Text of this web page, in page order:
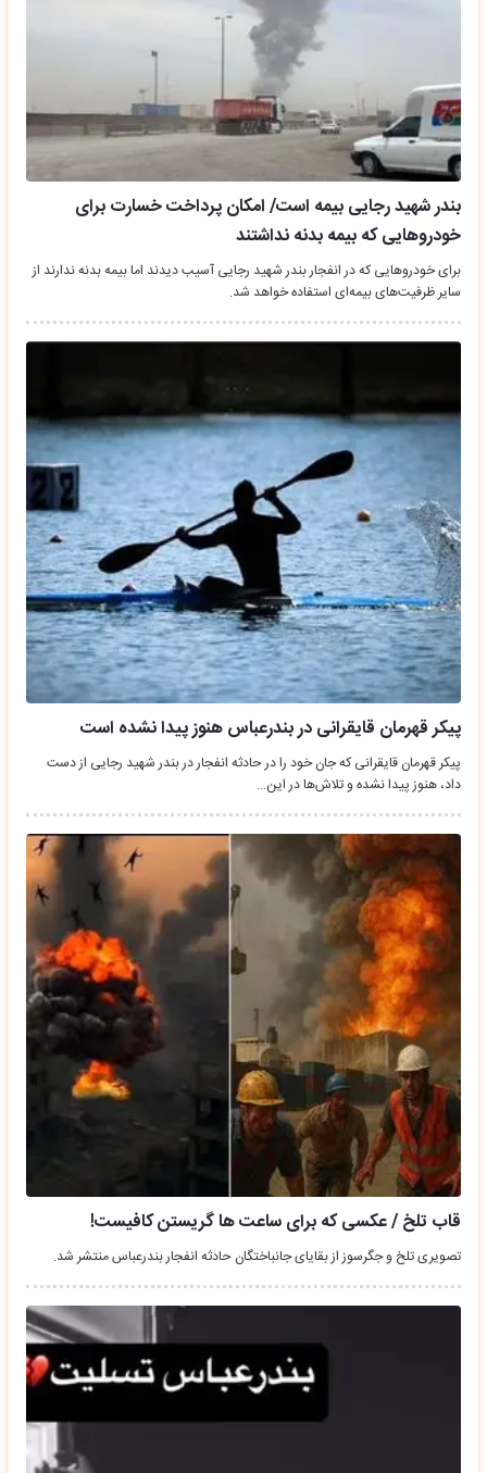
بندر شهید رجایی بیمه است/ امکان پرداخت خسارت برای
خودروهایی که بیمه بدنه نداشتند
برای خودروهایی که در انفجار بندر شهید رجایی آسیب دیدند اما بیمه بدنه ندارند از
سایر ظرفیت‌های بیمه‌ای استفاده خواهد شد.
پیکر قهرمان قایقرانی در بندرعباس هنوز پیدا نشده است
پیکر قهرمان قایقرانی که جان خود را در حادثه انفجار در بندر شهید رجایی از دست
داد، هنوز پیدا نشده و تلاش‌ها در این…
قاب تلخ / عکسی که برای ساعت ها گریستن کافیست!
تصویری تلخ و جگرسوز از بقایای جانباختگان حادثه انفجار بندرعباس منتشر شد.